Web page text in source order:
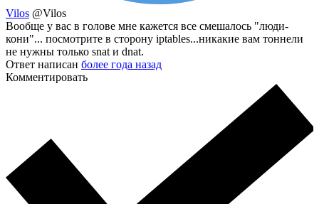
Vilos @Vilos
Вообще у вас в голове мне кажется все смешалось "люди-
кони"... посмотрите в сторону iptables...никакие вам тоннели
не нужны только snat и dnat.
Ответ написан более года назад
Комментировать